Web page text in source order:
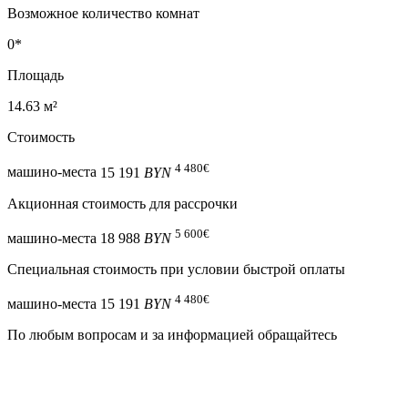
Возможное количество комнат
0*
Площадь
14.63 м²
Стоимость
машино-места 15 191 BYN 4 480€
Акционная стоимость для рассрочки
машино-места 18 988 BYN 5 600€
Специальная cтоимость при условии быстрой оплаты
машино-места 15 191 BYN 4 480€
По любым вопросам и за информацией обращайтесь